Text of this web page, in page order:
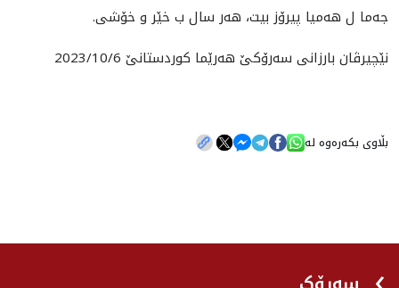
جه‌ما ل هه‌ميا پيرۆز بيت، هه‌ر سال ب خێر و خۆشى.
نێچيرڤان بارزانى سه‌رۆكێ هه‌رێما كوردستانێ 2023/10/6
بڵاوی بکەرەوە لە